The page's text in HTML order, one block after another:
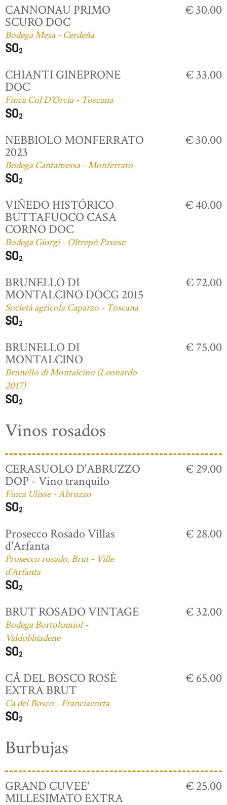
CANNONAU PRIMO
SCURO DOC
Bodega Mesa - Cerdeña
€ 30.00
CHIANTI GINEPRONE
DOC
Finca Col D'Orcia - Toscana
€ 33.00
NEBBIOLO MONFERRATO
2023
Bodega Cantamessa - Monferrato
€ 30.00
VIÑEDO HISTÓRICO
BUTTAFUOCO CASA
CORNO DOC
Bodega Giorgi - Oltrepò Pavese
€ 40.00
BRUNELLO DI
MONTALCINO DOCG 2015
Società agricola Caparzo - Toscana
€ 72.00
BRUNELLO DI
MONTALCINO
Brunello di Montalcino (Leonardo
2017)
€ 75.00
Vinos rosados
CERASUOLO D'ABRUZZO
DOP - Vino tranquilo
Finca Ulisse - Abruzzo
€ 29.00
Prosecco Rosado Villas
d'Arfanta
Prosecco rosado, Brut - Ville
d'Arfanta
€ 28.00
BRUT ROSADO VINTAGE
Bodega Bortolomiol -
Valdobbiadene
€ 32.00
CÅ DEL BOSCO ROSÈ
EXTRA BRUT
Ca del Bosco - Franciacorta
€ 65.00
Burbujas
GRAND CUVEE'
MILLESIMATO EXTRA
€ 25.00